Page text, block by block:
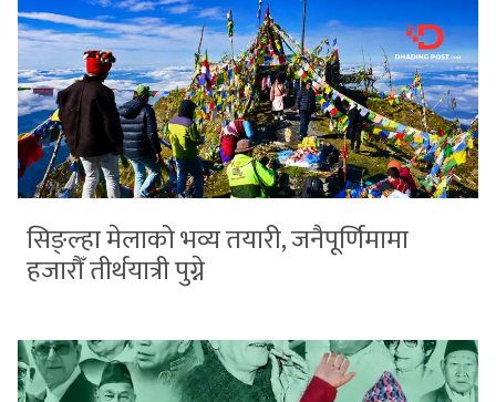
सिङ्ल्हा मेलाको भव्य तयारी, जनैपूर्णिमामा
हजारौँ तीर्थयात्री पुग्ने